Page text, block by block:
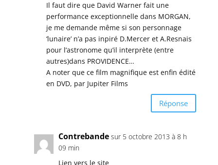
Il faut dire que David Warner fait une
performance exceptionnelle dans MORGAN,
je me demande même si son personnage
‘lunaire’ n’a pas inpiré D.Mercer et A.Resnais
pour l’astronome qu’il interprète (entre
autres)dans PROVIDENCE…
A noter que ce film magnifique est enfin édité
en DVD, par Jupiter Films
Réponse
Contrebande sur 5 octobre 2013 à 8 h
09 min
Lien vers le site